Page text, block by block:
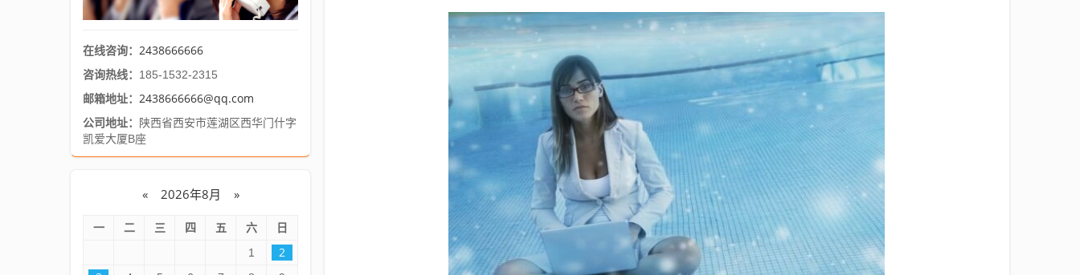
在线咨询： 2438666666
咨询热线： 185-1532-2315
邮箱地址： 2438666666@qq.com
公司地址：
陕西省西安市莲湖区西华门什字
凯爱大厦B座
« 2026年8月 »
一 二 三 四 五 六
日
1
2